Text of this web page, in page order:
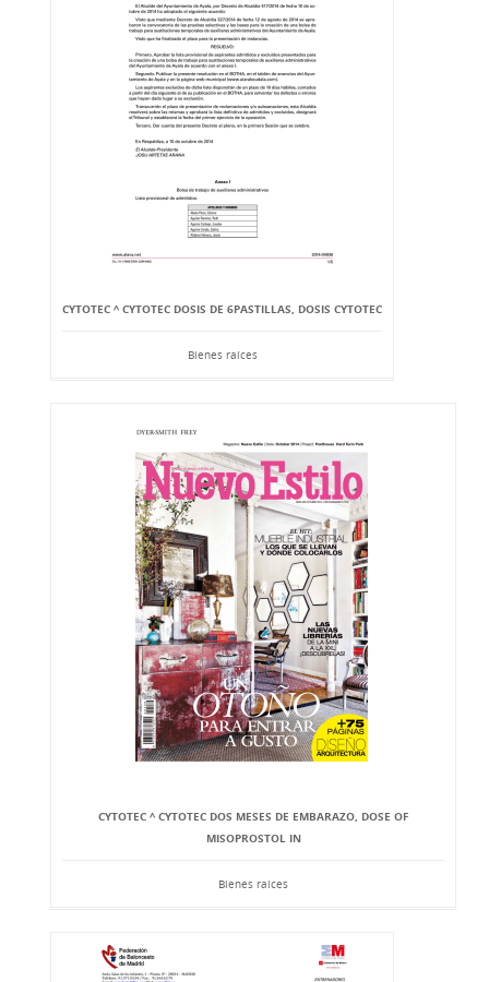
CYTOTEC ^ CYTOTEC DOSIS DE 6PASTILLAS, DOSIS CYTOTEC
Bienes raíces
CYTOTEC ^ CYTOTEC DOS MESES DE EMBARAZO, DOSE OF
MISOPROSTOL IN
Bienes raíces